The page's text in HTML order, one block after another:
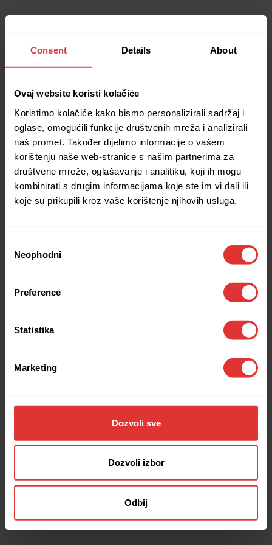
Consent Details About
Ovaj website koristi kolačiċe
Koristimo kolačiće kako bismo personalizirali sadržaj i
oglase, omogućili funkcije društvenih mreža i analizirali
naš promet. Također dijelimo informacije o vašem
korištenju naše web-stranice s našim partnerima za
društvene mreže, oglašavanje i analitiku, koji ih mogu
kombinirati s drugim informacijama koje ste im vi dali ili
koje su prikupili kroz vaše korištenje njihovih usluga.
Selection
Neophodni
Preference
Statistika
Marketing
Dozvoli sve
Dozvoli izbor
Odbij
Application error: a client-side exception has occurred (see the